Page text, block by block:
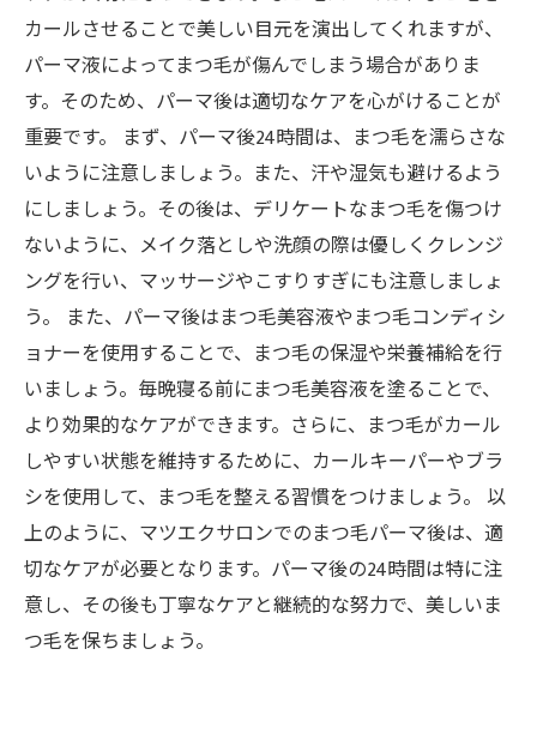
カールさせることで美しい目元を演出してくれますが、
パーマ液によってまつ毛が傷んでしまう場合がありま
す。そのため、パーマ後は適切なケアを心がけることが
重要です。 まず、パーマ後24時間は、まつ毛を濡らさな
いように注意しましょう。また、汗や湿気も避けるよう
にしましょう。その後は、デリケートなまつ毛を傷つけ
ないように、メイク落としや洗顔の際は優しくクレンジ
ングを行い、マッサージやこすりすぎにも注意しましょ
う。 また、パーマ後はまつ毛美容液やまつ毛コンディシ
ョナーを使用することで、まつ毛の保湿や栄養補給を行
いましょう。毎晩寝る前にまつ毛美容液を塗ることで、
より効果的なケアができます。さらに、まつ毛がカール
しやすい状態を維持するために、カールキーパーやブラ
シを使用して、まつ毛を整える習慣をつけましょう。 以
上のように、マツエクサロンでのまつ毛パーマ後は、適
切なケアが必要となります。パーマ後の24時間は特に注
意し、その後も丁寧なケアと継続的な努力で、美しいま
つ毛を保ちましょう。